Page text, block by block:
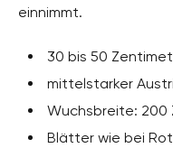
einnimmt.
30 bis 50
mittelstarker
Wuchsbreite: 200
Blätter wie bei